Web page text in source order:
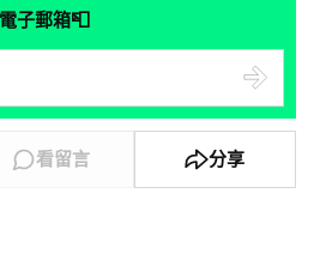
子郵箱📮
看留言 分享